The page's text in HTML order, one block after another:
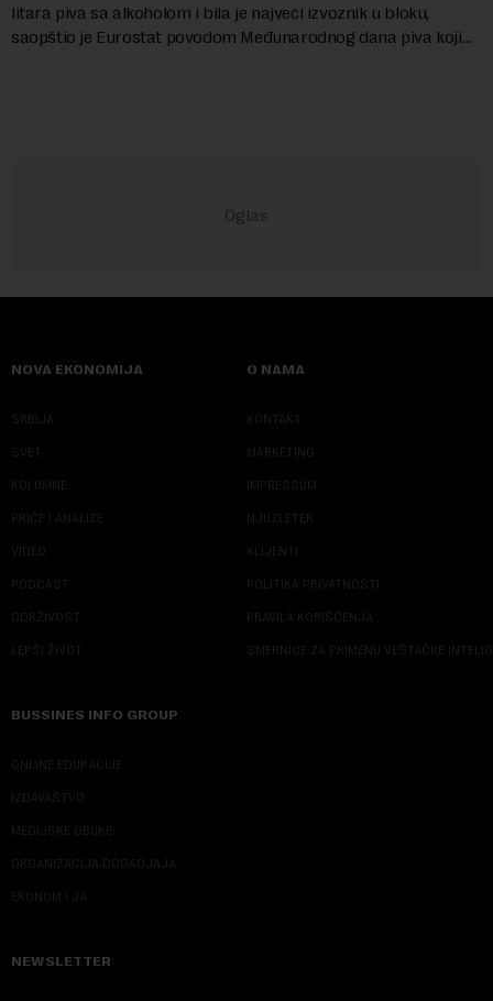
litara piva sa alkoholom i bila je najveći izvoznik u bloku,
saopštio je Eurostat povodom Međunarodnog dana piva koji
NOVA EKONOMIJA
SRBIJA
SVET
KOLUMNE
PRIČE I ANALIZE
VIDEO
PODCAST
ODRŽIVOST
LEPŠI ŽIVOT
O NAMA
KONTAKT
MARKETING
IMPRESSUM
NJUZLETER
KLIJENTI
POLITIKA PRIVATNOSTI
PRAVILA KORIŠĆENJA
SMERNICE ZA PRIMENU VEŠTAČKE
BUSSINES INFO GROUP
ONLINE EDUKACIJE
IZDAVAŠTVO
MEDIJSKE OBUKE
ORGANIZACIJA DOGADJAJA
EKONOM I JA
NEWSLETTER